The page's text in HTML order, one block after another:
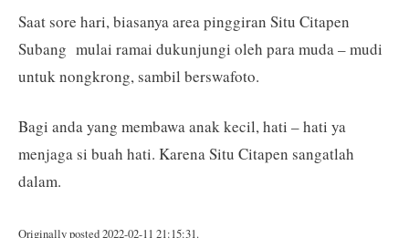
Saat sore hari, biasanya area pinggiran Situ Citapen
Subang mulai ramai dukunjungi oleh para muda – mudi
untuk nongkrong, sambil berswafoto.
Bagi anda yang membawa anak kecil, hati – hati ya
menjaga si buah hati. Karena Situ Citapen sangatlah
dalam.
Originally posted 2022-02-11 21:15:31.